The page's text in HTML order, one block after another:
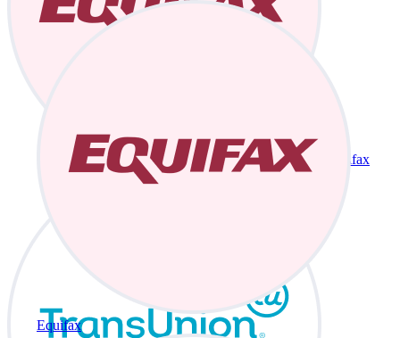
Equifax
Equifax